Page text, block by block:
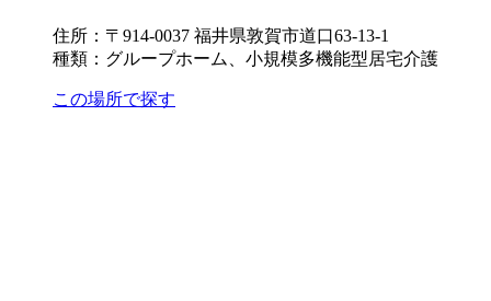
住所：〒914-0037 福井県敦賀市道口63-13-1
種類：グループホーム、小規模多機能型居宅介護
この場所で探す